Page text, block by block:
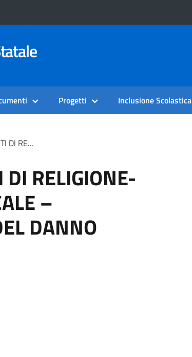
Progetti Inclusione Scolastica
DEL DANNO
RELIGIONE-
–
DANNO